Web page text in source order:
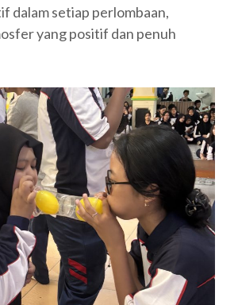
dalam setiap perlombaan,
yang positif dan penuh